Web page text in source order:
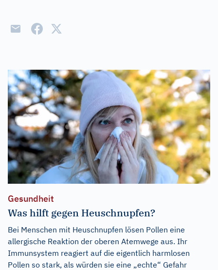
Gesundheit
Was hilft gegen Heuschnupfen?
Bei Menschen mit Heuschnupfen lösen Pollen eine
allergische Reaktion der oberen Atemwege aus. Ihr
Immunsystem reagiert auf die eigentlich harmlosen
Pollen so stark, als würden sie eine „echte“ Gefahr